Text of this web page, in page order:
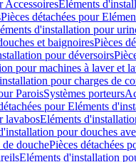
AccessoiresEléments
Pièces détachées pour
d'installation pour
et baignoiresPièces
pour déversoirs
pour machines à laver et
pour charges de
ParoisSystèmes porteurs
pour Eléments
lavabosEléments
pour douches
de douchePièces détachées
Eléments d'installation